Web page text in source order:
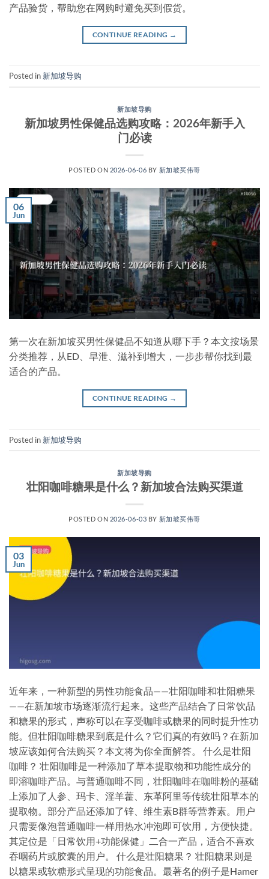
产品验货，帮助您在网购时避免买到假货。
CONTINUE READING →
Posted in 新加坡导购
新加坡导购
新加坡男性保健品选购攻略：2026年新手入
门必读
POSTED ON 2026-06-06 BY 新加坡买伟哥
06
Jun
第一次在新加坡买男性保健品不知道从哪下手？本文按场景
分类推荐，从ED、早泄、滋补到增大，一步步帮你找到最
适合的产品。
CONTINUE READING →
Posted in 新加坡导购
新加坡导购
壮阳咖啡糖果是什么？新加坡合法购买渠道
POSTED ON 2026-06-03 BY 新加坡买伟哥
03
Jun
近年来，一种新型的男性功能食品——壮阳咖啡和壮阳糖果
——在新加坡市场逐渐流行起来。这些产品结合了日常饮品
和糖果的形式，声称可以在享受咖啡或糖果的同时提升性功
能。但壮阳咖啡糖果到底是什么？它们真的有效吗？在新加
坡应该如何合法购买？本文将为你全面解答。 什么是壮阳
咖啡？ 壮阳咖啡是一种添加了草本提取物和功能性成分的
即溶咖啡产品。与普通咖啡不同，壮阳咖啡在咖啡粉的基础
上添加了人参、玛卡、淫羊藿、东革阿里等传统壮阳草本的
提取物。部分产品还添加了锌、维生素B群等营养素。用户
只需要像泡普通咖啡一样用热水冲泡即可饮用，方便快捷。
其定位是「日常饮用+功能保健」二合一产品，适合不喜欢
吞咽药片或胶囊的用户。 什么是壮阳糖果？ 壮阳糖果则是
以糖果或软糖形式呈现的功能食品。最著名的例子是Hamer